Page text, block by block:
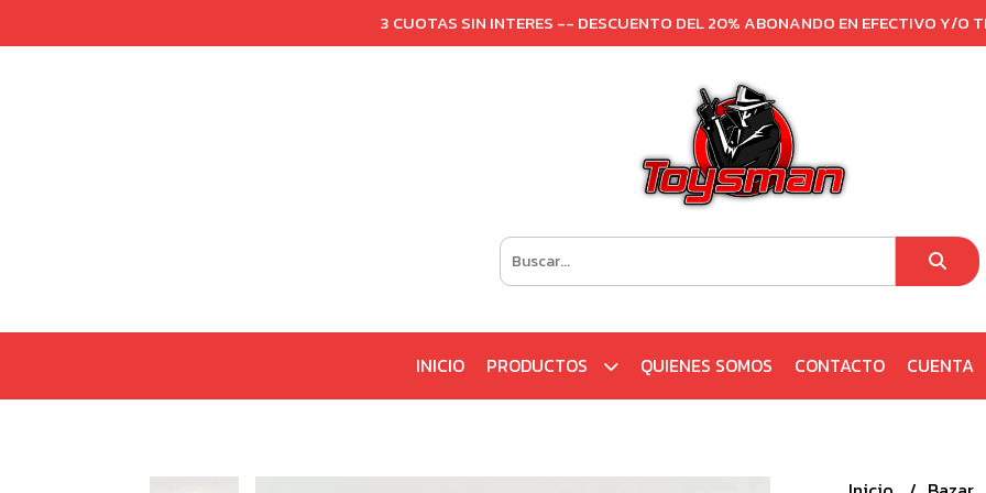
3 CUOTAS SIN INTERES -- DESCUENTO DEL 20% ABONANDO EN EFECTIVO Y/O
INICIO PRODUCTOS QUIENES SOMOS CONTACTO CUENTA